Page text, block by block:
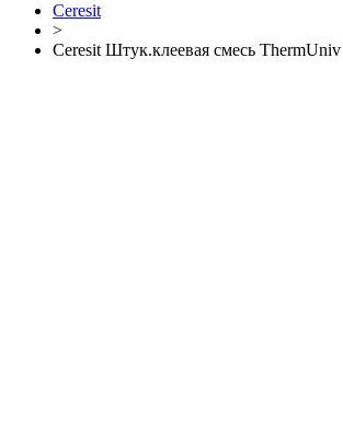
Ceresit
>
Ceresit Штук.клеевая смесь ThermUniv